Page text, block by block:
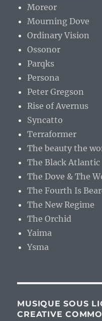
Moreor
Mourning Dove
Ordinary Vision
Ossonor
Parqks
Persona
Peter Gregson
Rise of Avernus
Syncatto
Terraformer
The beauty the
The Black Atlantic
The Dove & The
The Fourth Is
The New Regime
The Orchid
Yaima
Ysma
MUSIQUE SOUS
CREATIVE